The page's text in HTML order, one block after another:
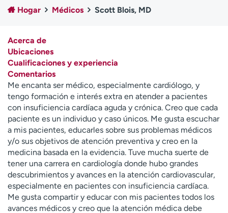
Empleados
Profesionales
Contáctenos
A
y
ú
d
a
m
e
a
e
n
c
o
n
Hogar Médicos Scott Blois, MD
Acerca de
Ubicaciones
Cualificaciones y experiencia
Comentarios
Me encanta ser médico, especialmente cardiólogo, y
tengo formación e interés extra en atender a pacientes
con insuficiencia cardíaca aguda y crónica. Creo que cada
paciente es un individuo y caso únicos. Me gusta escuchar
a mis pacientes, educarles sobre sus problemas médicos
y/o sus objetivos de atención preventiva y creo en la
medicina basada en la evidencia. Tuve mucha suerte de
tener una carrera en cardiología donde hubo grandes
descubrimientos y avances en la atención cardiovascular,
especialmente en pacientes con insuficiencia cardíaca.
Me gusta compartir y educar con mis pacientes todos los
avances médicos y creo que la atención médica debe